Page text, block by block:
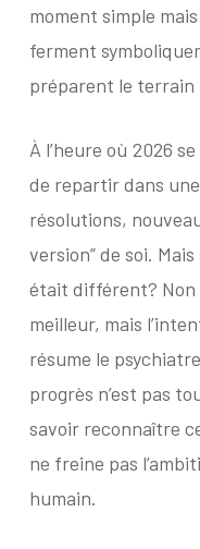
moment simple
ferment
préparent le terrain
À l’heure où 2026
de repartir dans
résolutions,
version” de soi.
était différent? Non
meilleur, mais
résume le
progrès n’est pas
savoir reconnaître
ne freine pas
humain.